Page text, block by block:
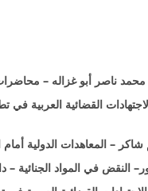
القضائية العربية